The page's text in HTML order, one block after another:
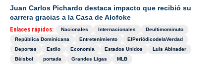
Juan Carlos Pichardo destaca impacto que recibió su
carrera gracias a la Casa de Alofoke
Enlaces rápidos: Nacionales Internacionales
Deultimominuto
República Dominicana
Entretenimiento
ElPeriódicodelaVerdad
Deportes
Estilo Economía Estados Unidos
Luis Abinader
Béisbol
portada Grandes Ligas MLB